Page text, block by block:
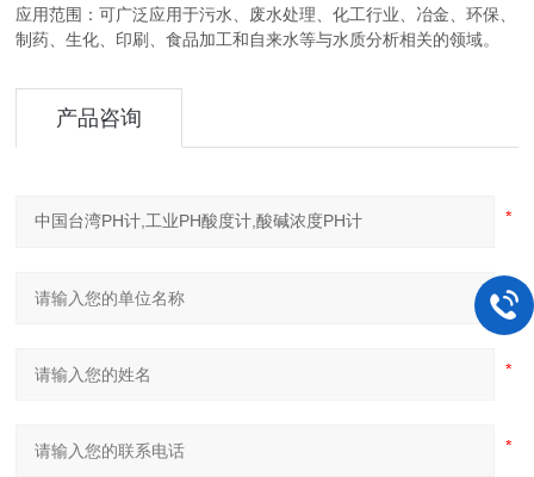
应用范围：可广泛应用于污水、废水处理、化工行业、冶金、环保、
制药、生化、印刷、食品加工和自来水等与水质分析相关的领域。
产品咨询